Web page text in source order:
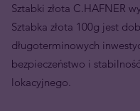
Sztabki złota C.HAFNER
Sztabka złota 100g jest
długoterminowych
bezpieczeństwo i
lokacyjnego.